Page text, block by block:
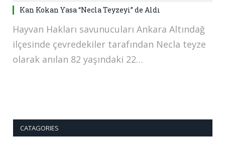
Kan Kokan Yasa “Necla Teyzeyi” de Aldı
Hayvan Hakları savunucuları Ankara Altındağ
ilçesinde çevredekiler tarafından Necla teyze
olarak anılan 82 yaşındaki 22…
CATAGORIES